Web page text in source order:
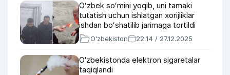
Oʻzbek soʻmini yoqib, uni tamaki
tutatish uchun ishlatgan xorijliklar
ishdan boʻshatilib jarimaga tortildi
O‘zbekiston 22:14 / 27.12.2025
O‘zbekistonda elektron sigaretalar
taqiqlandi